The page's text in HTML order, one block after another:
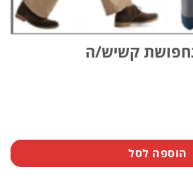
קשיש/ה
קשיש/ה
הוספה לסל